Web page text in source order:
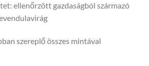
ellenőrzött gazdaságból származó
szereplő összes mintával